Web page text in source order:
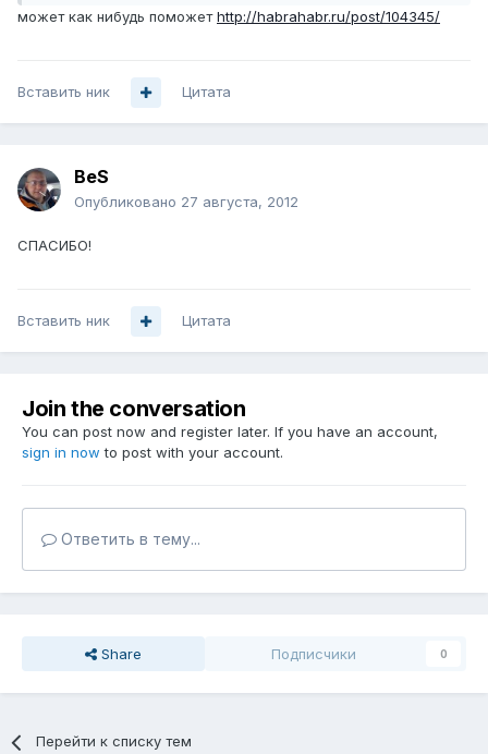
может как нибудь поможетhttp://habrahabr.ru/post/104345/
Вставить ник Цитата
BeS
Опубликовано 27 августа, 2012
СПАСИБО!
Вставить ник Цитата
Join the conversation
You can post now and register later. If you have an account,
sign in now to post with your account.
Ответить в тему...
Share Подписчики 0
Перейти к списку тем